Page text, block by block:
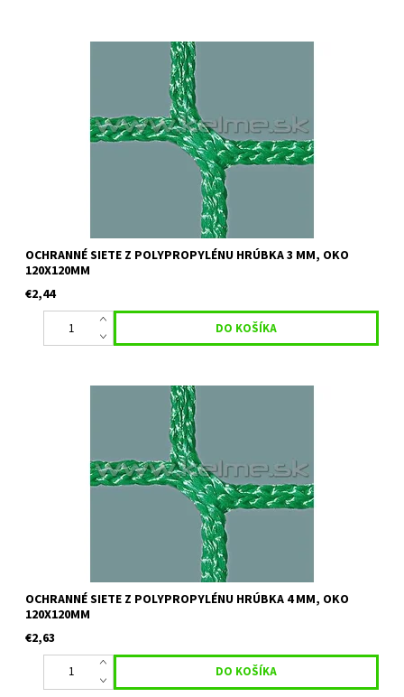
Určenie:ochranné siete vhodné na oplotenie futbalových,
hádzanárských ihrísk a podobne Farba: zelená alebo biela
Uvedená cena je orientačná za 1 m2 pri minimálnom odbere 30
OCHRANNÉ SIETE Z POLYPROPYLÉNU HRÚBKA 3 MM, OKO
120X120MM
€2,44
Určenie:ochranné siete vhodné na oplotenie futbalových,
hádzanárských ihrísk a podobne Farby: zelená, biela, čierna
Uvedená cena je orientačná za 1 m2 pri minimálnom odbere 30
OCHRANNÉ SIETE Z POLYPROPYLÉNU HRÚBKA 4 MM, OKO
120X120MM
€2,63